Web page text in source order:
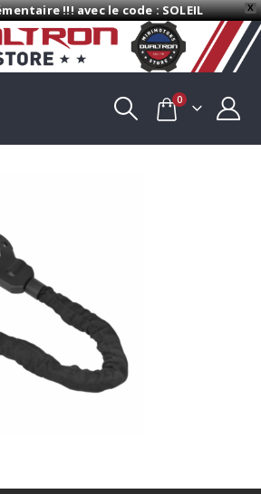
X
!!! avec le code : SOLEIL
0